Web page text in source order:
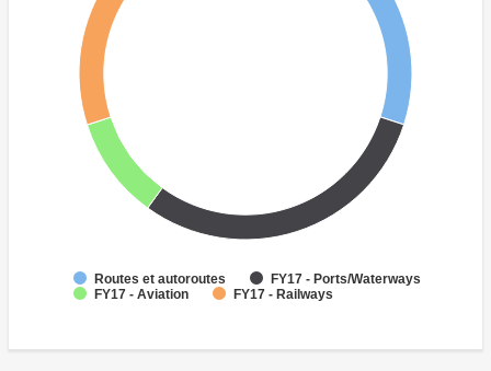
Routes et autoroutes
FY17 - Ports/Waterways
FY17 - Aviation
FY17 - Railways